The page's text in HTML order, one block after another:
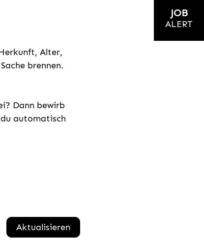
Alter,
brennen.
Dann bewirb
automatisch
Aktualisieren
JOB
ALERT